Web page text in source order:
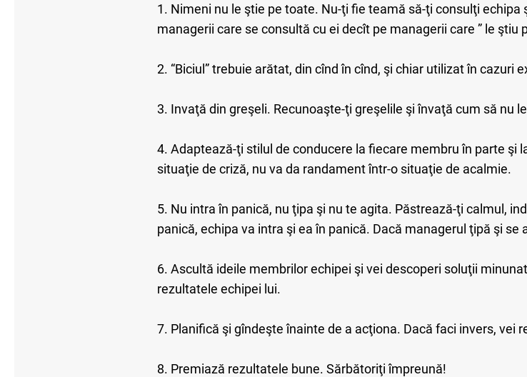
1. Nimeni nu le ştie pe toate. Nu-ţi fie teamă să-ţi consulţi echipa
managerii care se consultă cu ei decît pe managerii care ” le ştiu
2. “Biciul” trebuie arătat, din cînd în cînd, şi chiar utilizat în cazuri
3. Invaţă din greşeli. Recunoaşte-ţi greşelile şi învaţă cum să nu
4. Adaptează-ţi stilul de conducere la fiecare membru în parte şi
situaţie de criză, nu va da randament într-o situaţie de acalmie.
5. Nu intra în panică, nu ţipa şi nu te agita. Păstrează-ţi calmul,
panică, echipa va intra şi ea în panică. Dacă managerul ţipă şi
6. Ascultă ideile membrilor echipei şi vei descoperi soluţii
rezultatele echipei lui.
7. Planifică şi gîndeşte înainte de a acţiona. Dacă faci invers, vei
8. Premiază rezultatele bune. Sărbătoriţi împreună!